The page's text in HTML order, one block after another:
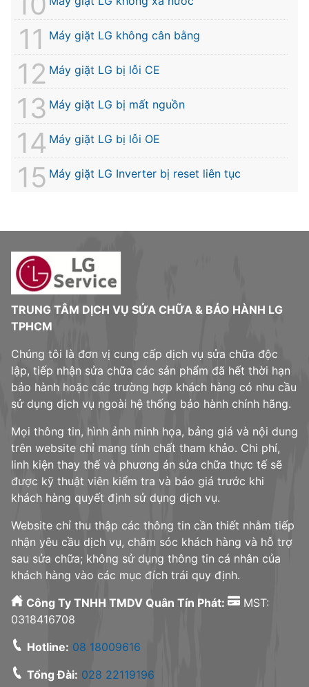
Máy giặt LG không cân bằng
Máy giặt LG bị lỗi CE
Máy giặt LG bị mất nguồn
Máy giặt LG bị lỗi OE
Máy giặt LG Inverter bị reset liên tục
TRUNG TÂM DỊCH VỤ SỬA CHỮA & BẢO HÀNH LG
TPHCM
Chúng tôi là đơn vị cung cấp dịch vụ sửa chữa độc
lập, tiếp nhận sửa chữa các sản phẩm đã hết thời hạn
bảo hành hoặc các trường hợp khách hàng có nhu cầu
sử dụng dịch vụ ngoài hệ thống bảo hành chính hãng.
Mọi thông tin, hình ảnh minh họa, bảng giá và nội dung
trên website chỉ mang tính chất tham khảo. Chi phí,
linh kiện thay thế và phương án sửa chữa thực tế sẽ
được kỹ thuật viên kiểm tra và báo giá trước khi
khách hàng quyết định sử dụng dịch vụ.
Website chỉ thu thập các thông tin cần thiết nhằm tiếp
nhận yêu cầu dịch vụ, chăm sóc khách hàng và hỗ trợ
sau sửa chữa; không sử dụng thông tin cá nhân của
khách hàng vào các mục đích trái quy định.
Công Ty TNHH TMDV Quân Tín Phát:
MST:
0318416708
Hotline: 08 18009616
Tổng Đài: 028 22119196